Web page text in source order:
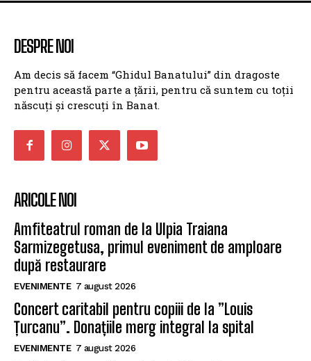
DESPRE NOI
Am decis să facem “Ghidul Banatului” din dragoste
pentru această parte a țării, pentru că suntem cu toții
născuți și crescuți în Banat.
ARICOLE NOI
Amfiteatrul roman de la Ulpia Traiana
Sarmizegetusa, primul eveniment de amploare
după restaurare
EVENIMENTE 7 august 2026
Concert caritabil pentru copiii de la ”Louis
Țurcanu”. Donațiile merg integral la spital
EVENIMENTE 7 august 2026